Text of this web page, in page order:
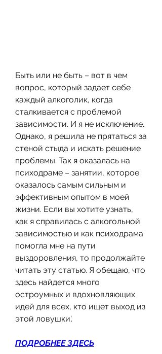
Быть или не быть – вот в чем
вопрос, который задает себе
каждый алкоголик, когда
сталкивается с проблемой
зависимости. И я не исключение.
Однако, я решила не прятаться за
стеной стыда и искать решение
проблемы. Так я оказалась на
психодраме – занятии, которое
оказалось самым сильным и
эффективным опытом в моей
жизни. Если вы хотите узнать,
как я справилась с алкогольной
зависимостью и как психодрама
помогла мне на пути
выздоровления, то продолжайте
читать эту статью. Я обещаю, что
здесь найдется много
остроумных и вдохновляющих
идей для всех, кто ищет выход из
этой ловушки'.
ПОДРОБНЕЕ ЗДЕСЬ